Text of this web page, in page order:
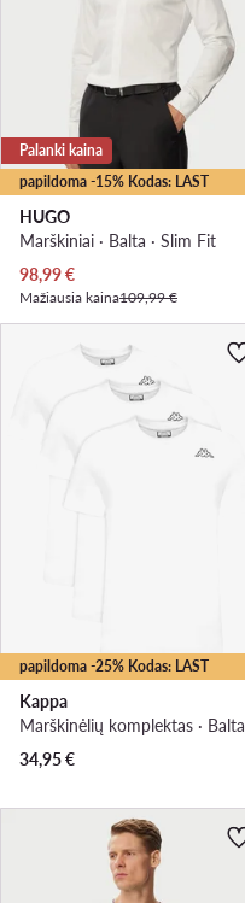
papildoma -15% Kodas: LAST
Palanki kaina
HUGO
Marškiniai · Balta · Slim Fit
Dabartinė kaina
98,99€
Mažiausia kaina109,99 €
papildoma -25% Kodas: LAST
Kappa
Marškinėlių komplektas · Balta
34,95€